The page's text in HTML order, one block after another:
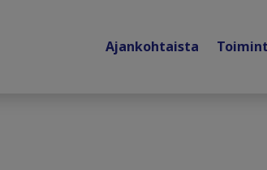
Ajankohtaista